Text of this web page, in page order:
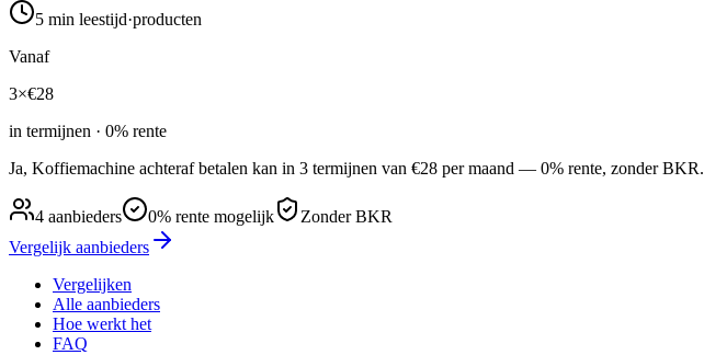
5 min leestijd·producten
Vanaf
3×€28
in termijnen · 0% rente
Ja, Koffiemachine achteraf betalen kan in 3 termijnen van €28 per maand — 0% rente, zonder BKR.
4 aanbieders 0% rente mogelijk
Zonder BKR
Vergelijk aanbieders
Vergelijken
Alle aanbieders
Hoe werkt het
FAQ